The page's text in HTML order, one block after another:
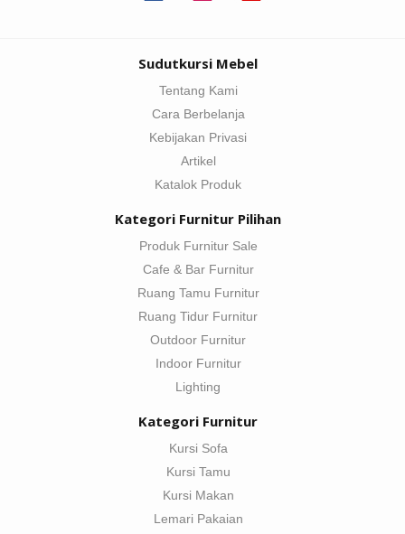
Sudutkursi Mebel
Tentang Kami
Cara Berbelanja
Kebijakan Privasi
Artikel
Katalok Produk
Kategori Furnitur Pilihan
Produk Furnitur Sale
Cafe & Bar Furnitur
Ruang Tamu Furnitur
Ruang Tidur Furnitur
Outdoor Furnitur
Indoor Furnitur
Lighting
Kategori Furnitur
Kursi Sofa
Kursi Tamu
Kursi Makan
Lemari Pakaian